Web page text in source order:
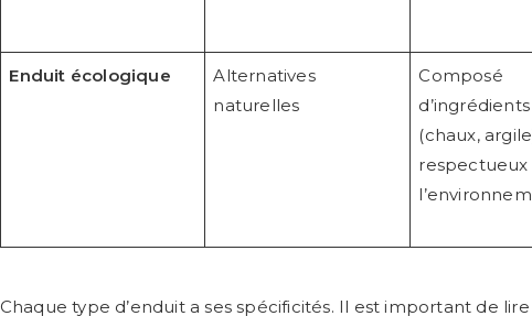
Enduit écologique
Alternatives
naturelles
Composé
(chaux,
respectueux
Chaque type d’enduit a ses spécificités. Il est important de